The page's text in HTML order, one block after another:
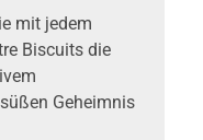
mit jedem
Biscuits die
Geheimnis